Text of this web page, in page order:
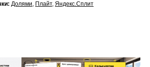
Долями, Плайт, Яндекс.Сплит